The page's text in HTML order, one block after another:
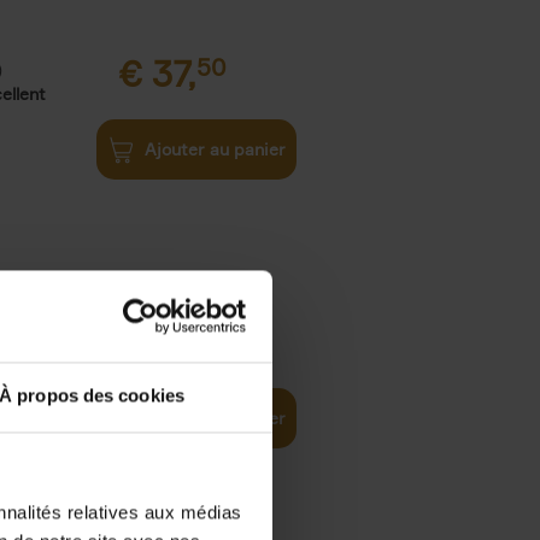
À propos des cookies
relatives aux médias
€ 37,50
Ajouter au panier
world 29,99
Ajouter au panier